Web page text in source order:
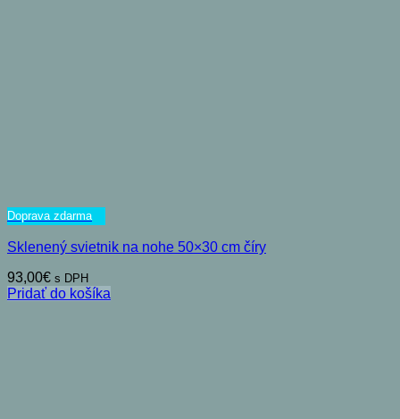
Doprava zdarma
Sklenený svietnik na nohe 50×30 cm číry
93,00€ s DPH
Pridať do košíka